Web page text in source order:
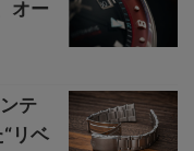
オー
テ
リベ